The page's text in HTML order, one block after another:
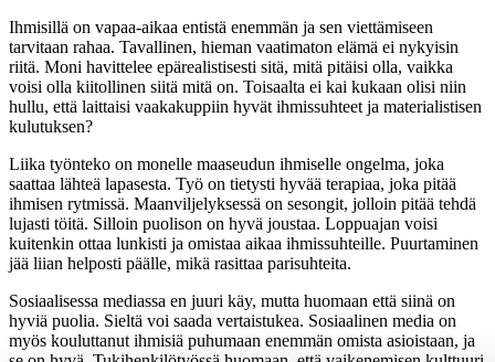
Ihmisillä on vapaa-aikaa entistä enemmän ja sen viettämiseen
tarvitaan rahaa. Tavallinen, hieman vaatimaton elämä ei nykyisin
riitä. Moni havittelee epärealistisesti sitä, mitä pitäisi olla, vaikka
voisi olla kiitollinen siitä mitä on. Toisaalta ei kai kukaan olisi niin
hullu, että laittaisi vaakakuppiin hyvät ihmissuhteet ja materialistisen
kulutuksen?
Liika työnteko on monelle maaseudun ihmiselle ongelma, joka
saattaa lähteä lapasesta. Työ on tietysti hyvää terapiaa, joka pitää
ihmisen rytmissä. Maanviljelyksessä on sesongit, jolloin pitää tehdä
lujasti töitä. Silloin puolison on hyvä joustaa. Loppuajan voisi
kuitenkin ottaa lunkisti ja omistaa aikaa ihmissuhteille. Puurtaminen
jää liian helposti päälle, mikä rasittaa parisuhteita.
Sosiaalisessa mediassa en juuri käy, mutta huomaan että siinä on
hyviä puolia. Sieltä voi saada vertaistukea. Sosiaalinen media on
myös kouluttanut ihmisiä puhumaan enemmän omista asioistaan, ja